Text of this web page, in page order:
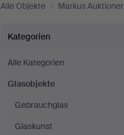
Alle Objekte / Markus Auktioner
Glasobjekte
bei
Markus
Auktioner
Kategorien
Alle Kategorien
Glasobjekte
Gebrauchglas
Glaskunst